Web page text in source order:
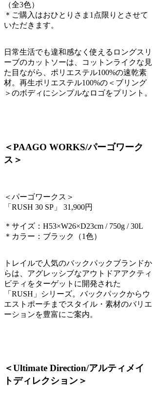
（全3色）
＊ご購入はおひとりさま1点限りとさせて
いただきます。
日常生活でも違和感なく使えるロングスリ
ーブのカットソーは、コットンライクな見
た目ながら、ポリエステル100%の速乾素
材。再生ポリエステル100%の＜ブリング
＞のボディにシンプルなロゴをプリント。
＜PAAGO WORKS/パーゴワーク
ス＞
＜パーゴワークス＞
「RUSH 30 SP」 31,900円
＊サイズ：H53×W26×D23cm / 750g / 30L
＊カラー：ブラック（1色）
トレイルで人気のバックパックブランドか
らは、アグレッシブなアウトドアアクティ
ビティをターゲットに開発された
「RUSH」シリーズ。バックパックからウ
エストポーチまでスタイル・素材のバリエ
ーションを豊富にご案内。
＜Ultimate Direction/アルティメイ
トディレクション＞